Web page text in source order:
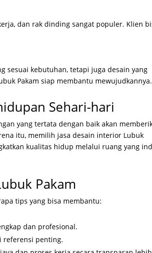
dan rak dinding sangat populer. Klien
sesuai kebutuhan, tetapi juga desain yang
Pakam siap membantu mewujudkannya.
Sehari-hari
yang tertata dengan baik akan
itu, memilih jasa desain interior Lubuk
kualitas hidup melalui ruang yang
Pakam
tips yang bisa membantu:
dan profesional.
referensi penting.